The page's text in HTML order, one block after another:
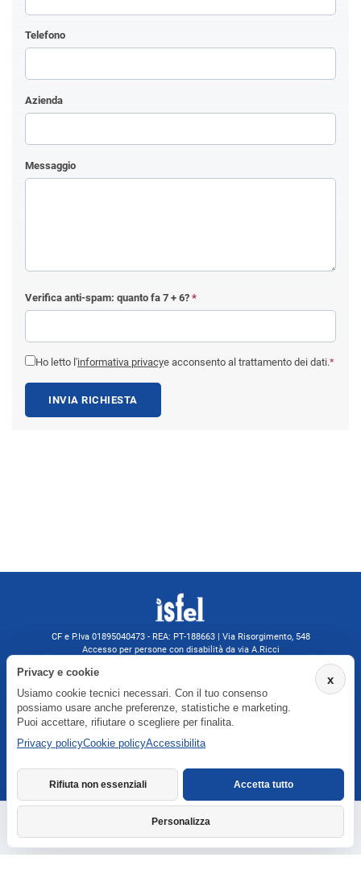
Telefono
Azienda
Messaggio
Verifica anti-spam: quanto fa 7 + 6? *
Ho letto l'informativa privacye acconsento al trattamento dei dati.*
INVIA RICHIESTA
CF e P.Iva 01895040473 - REA: PT-188663 | Via Risorgimento, 548
Accesso per persone con disabilità da via A.Ricci
isfel@pec.it
Informativa privacy
Agenzia formativa iscritta a Formatemp
x
Privacy e cookie
Usiamo cookie tecnici necessari. Con il tuo consenso
possiamo usare anche preferenze, statistiche e marketing.
Puoi accettare, rifiutare o scegliere per finalita.
Privacy policyCookie policyAccessibilita
Rifiuta non essenziali
Personalizza
Accetta tutto
Richiedi informazioni